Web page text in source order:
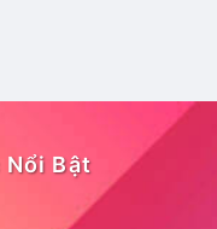
Nổi Bật